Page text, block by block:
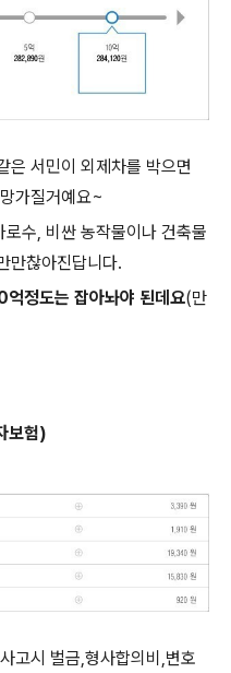
은 서민이 외제차를 박으면
가질거예요~
수, 비싼 농작물이나 건축물
만찮아진답니다.
억정도는 잡아놔야 된데요(만
보험)
고시 벌금,형사합의비,변호